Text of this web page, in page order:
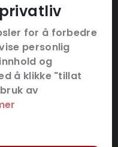
for å forbedre
personlig
og
å klikke "tillat
av